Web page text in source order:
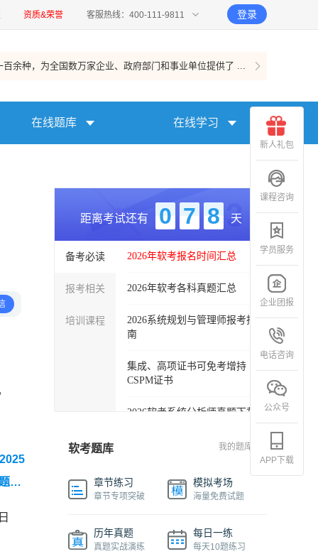
资质&荣誉 客服热线：400-111-9811 登录
百余种，为全国数万家企业、政府部门和事业单位提供了 ...
在线题库 在线学习
资
距离考试还有 0 7 8 天
备考必读
报考相关
培训课程
2026年软考报名时间汇总
2026年软考各科真题汇总
2026系统规划与管理师报考指
南
集成、高项证书可免考增持
CSPM证书
2026软考系统分析师真题下载
软考各科目自学必备学习包
2027年信息系统项目管理师精
品班
费课程
软考题库 我的题库
章节练习
章节专项突破
模拟考场
海量免费试题
历年真题
真题实战演练
每日一练
每天10题练习
新人礼包
课程咨询
学员服务
企业团报
电话咨询
公众号
APP下载